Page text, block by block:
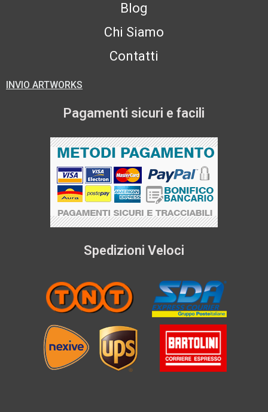
Blog
Chi Siamo
Contatti
INVIO ARTWORKS
Pagamenti sicuri e facili
Spedizioni Veloci